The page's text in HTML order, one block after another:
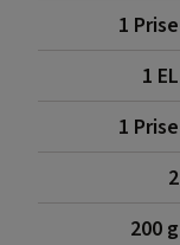
1 Prise
1 EL
1 Prise
2
200 g